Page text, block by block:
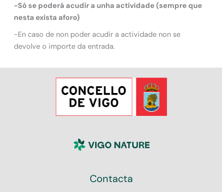
-Só se poderá acudir a unha actividade (sempre que
nesta exista aforo)
-En caso de non poder acudir a actividade non se
devolve o importe da entrada.
Contacta